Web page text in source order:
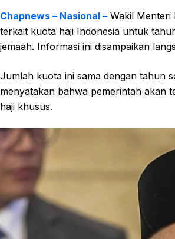
Chapnews – Nasional – Wakil Menteri
terkait kuota haji Indonesia untuk
jemaah. Informasi ini disampaikan
Jumlah kuota ini sama dengan tahun
menyatakan bahwa pemerintah akan
haji khusus.